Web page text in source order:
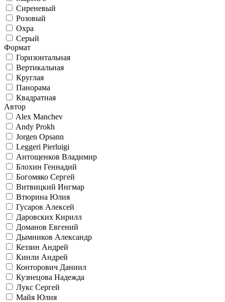
Сиреневый
Розовый
Охра
Серый
Формат
Горизонтальная
Вертикальная
Круглая
Панорама
Квадратная
Автор
Alex Manchev
Andy Prokh
Jorgen Opsann
Leggeri Pierluigi
Антощенков Владимир
Блохин Геннадий
Богомяко Сергей
Витвицкий Ингмар
Втюрина Юлия
Гусаров Алексей
Даровских Кирилл
Доманов Евгений
Дымников Александр
Кеззин Андрей
Кинли Андрей
Конторович Даниил
Кузнецова Надежда
Лукс Сергей
Майя Юлия